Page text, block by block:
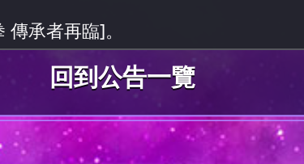
承者再臨]。
回到公告一覽